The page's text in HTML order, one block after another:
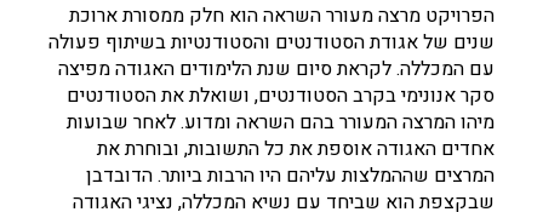
הפרויקט מרצה מעורר השראה הוא חלק ממסורת ארוכת
שנים של אגודת הסטודנטים והסטודנטיות בשיתוף פעולה
עם המכללה. לקראת סיום שנת הלימודים האגודה מפיצה
סקר אנונימי בקרב הסטודנטים, ושואלת את הסטודנטים
מיהו המרצה המעורר בהם השראה ומדוע. לאחר שבועות
אחדים האגודה אוספת את כל התשובות, ובוחרת את
המרצים שההמלצות עליהם היו הרבות ביותר. הדובדבן
שבקצפת הוא שביחד עם נשיא המכללה, נציגי האגודה